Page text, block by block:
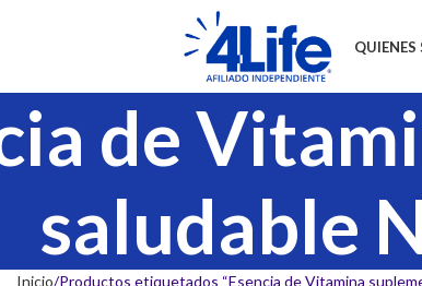
QUIENES
de
saludable
Inicio Productos etiquetados “Esencia de Vitamina